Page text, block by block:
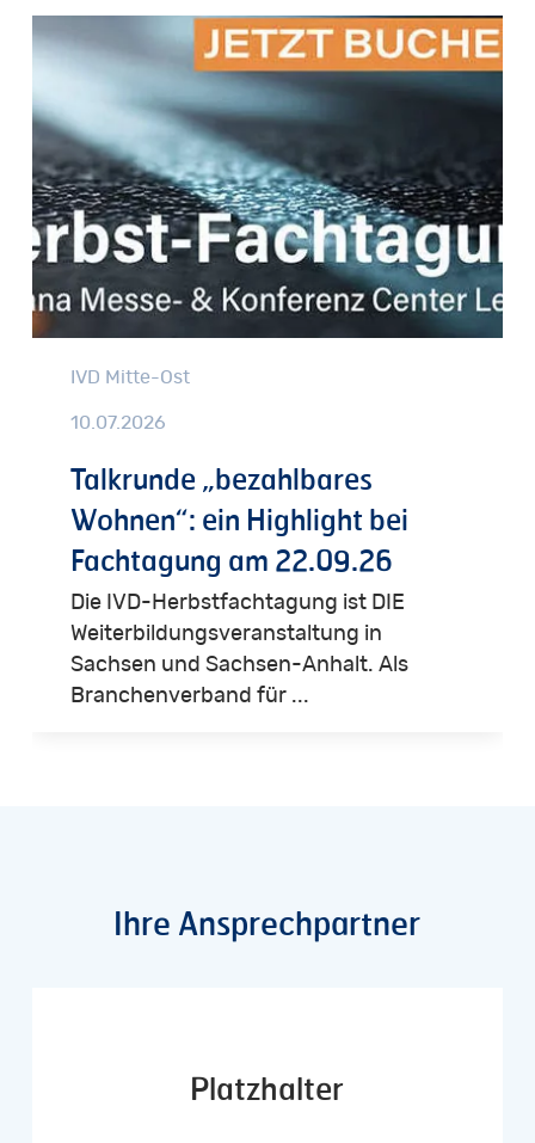
IVD Mitte-Ost
Die IVD-Herbstfachtagung ist DIE
Weiterbildungsveranstaltung in
Sachsen und Sachsen-Anhalt. Als
Branchenverband für ...
10.07.2026
Talkrunde „bezahlbares
Wohnen“: ein Highlight bei
Fachtagung am 22.09.26
Ihre Ansprechpartner
Platzhalter